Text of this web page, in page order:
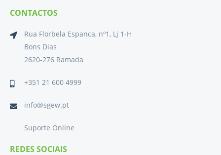
CONTACTOS
Rua Florbela Espanca, nº1, Lj 1-H
Bons Dias
2620-276 Ramada
+351 21 600 4999
info@sgew.pt
Suporte Online
REDES SOCIAIS